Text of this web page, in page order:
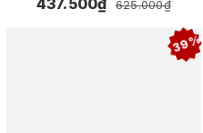
Ngực
437.500₫ 625.000₫
39%